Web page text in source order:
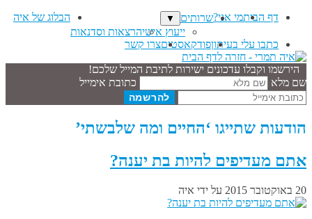
דף הביתמי אני?שרותים ▼
ייעוץ אישיהרצאות וסדנאות
הבלוג של איה
כתבו עלי בעיתוןפודקאסטיםצרו קשר
הירשמו וקבלו עדכונים ישירות לתיבת המייל שלכם!
שם מלא
כתובת אימייל
הודעות שתייגו ‘החיים ומה שלבשתי’
אתם מעדיפים להיות בת יענה?
20 באוקטובר 2015 על ידי איה